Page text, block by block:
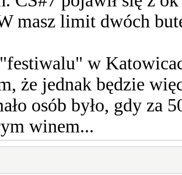
masz limit dwóch
w
że jednak będzie
osób było, gdy za
winem...